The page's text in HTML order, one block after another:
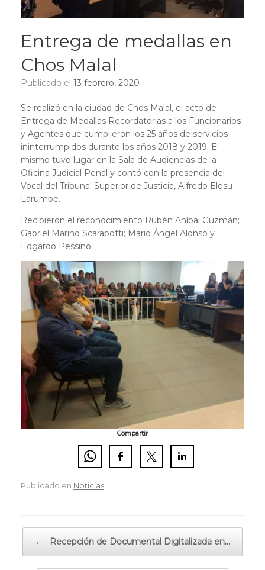
Entrega de medallas en
Chos Malal
Publicado el 13 febrero, 2020
Se realizó en la ciudad de Chos Malal, el acto de
Entrega de Medallas Recordatorias a los Funcionarios
y Agentes que cumplieron los 25 años de servicios
ininterrumpidos durante los años 2018 y 2019. El
mismo tuvo lugar en la Sala de Audiencias de la
Oficina Judicial Penal y contó con la presencia del
Vocal del Tribunal Superior de Justicia, Alfredo Elosu
Larumbe.
Recibieron el reconocimiento Rubén Aníbal Guzmán;
Gabriel Marino Scarabotti; Mario Ángel Alonso y
Edgardo Pessino.
Compartir
Publicado en Noticias
← Recepción de Documental Digitalizada en…